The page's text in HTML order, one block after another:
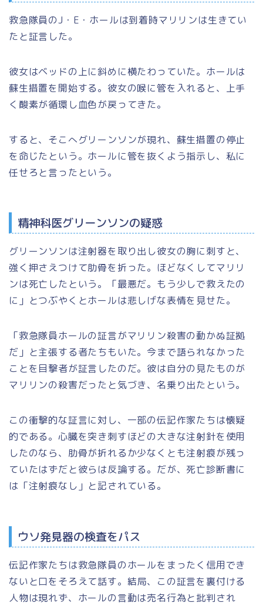
救急隊員のJ・E・ホールは到着時マリリンは生きてい
たと証言した。
彼女はベッドの上に斜めに横たわっていた。ホールは
蘇生措置を開始する。彼女の喉に管を入れると、上手
く酸素が循環し血色が戻ってきた。
すると、そこへグリーンソンが現れ、蘇生措置の停止
を命じたという。ホールに管を抜くよう指示し、私に
任せろと言ったという。
精神科医グリーンソンの疑惑
グリーンソンは注射器を取り出し彼女の胸に刺すと、
強く押さえつけて肋骨を折った。ほどなくしてマリリ
ンは死亡したという。「最悪だ。もう少しで救えたの
に」とつぶやくとホールは悲しげな表情を見せた。
「救急隊員ホールの証言がマリリン殺害の動かぬ証拠
だ」と主張する者たちもいた。今まで語られなかった
ことを目撃者が証言したのだ。彼は自分の見たものが
マリリンの殺害だったと気づき、名乗り出たという。
この衝撃的な証言に対し、一部の伝記作家たちは懐疑
的である。心臓を突き刺すほどの大きな注射針を使用
したのなら、肋骨が折れるか少なくとも注射痕が残っ
ていたはずだと彼らは反論する。だが、死亡診断書に
は「注射痕なし」と記されている。
ウソ発見器の検査をパス
伝記作家たちは救急隊員のホールをまったく信用でき
ないと口をそろえて話す。結局、この証言を裏付ける
人物は現れず、ホールの言動は売名行為と批判され